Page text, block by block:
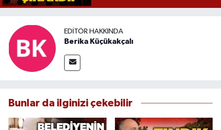
EDITÖR HAKKINDA
Berika Küçükakçalı
Bunlar da ilginizi çekebilir